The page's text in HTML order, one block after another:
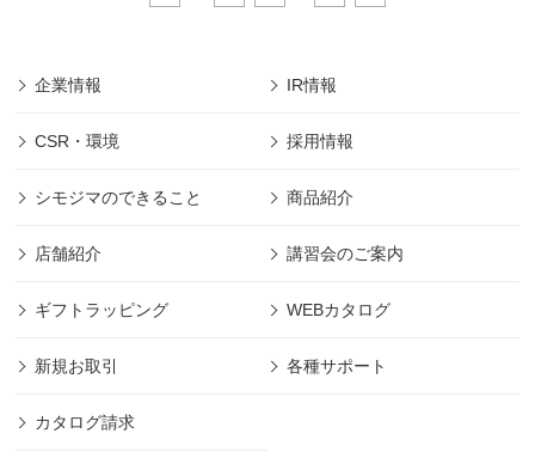
企業情報 IR情報
CSR・環境 採用情報
シモジマのできること 商品紹介
店舗紹介 講習会のご案内
ギフトラッピング WEBカタログ
新規お取引 各種サポート
カタログ請求